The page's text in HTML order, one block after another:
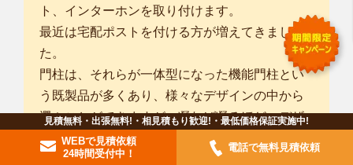
ト、インターホンを取り付けます。
最近は宅配ポストを付ける方が増えてきまし
た。
門柱は、それらが一体型になった機能門柱とい
う既製品が多くあり、様々なデザインの中から
選ぶことができますが、凝れば凝るほど、デザ
イン性が良くなればなるほど値段は高くなりま
す。
見積無料・出張無料!・相見積もり歓迎!・最低価格保証実施中!
WEBで見積依頼
24時間受付中！
電話で無料見積依頼